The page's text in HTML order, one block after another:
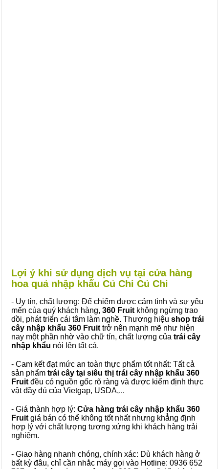
Lợi ý khi sử dụng dịch vụ tại cửa hàng
hoa quả nhập khẩu Củ Chi Củ Chi
- Uy tín, chất lượng: Để chiếm được cảm tình và sự yêu
mến của quý khách hàng, 360 Fruit không ngừng trao
dồi, phát triển cái tâm làm nghề. Thương hiệu shop trái
cây nhập khẩu 360 Fruit trở nên mạnh mẽ như hiện
nay một phần nhờ vào chữ tín, chất lượng của trái cây
nhập khẩu nói lên tất cả.
- Cam kết đạt mức an toàn thực phẩm tốt nhất: Tất cả
sản phẩm trái cây tại siêu thị trái cây nhập khẩu 360
Fruit đều có nguồn gốc rõ ràng và được kiểm định thực
vật đầy đủ của Vietgap, USDA,...
- Giá thành hợp lý: Cửa hàng trái cây nhập khẩu 360
Fruit giá bán có thể không tốt nhất nhưng khẳng định
hợp lý với chất lượng tương xứng khi khách hàng trải
nghiệm.
- Giao hàng nhanh chóng, chính xác: Dù khách hàng ở
bất kỳ đâu, chỉ cần nhắc máy gọi vào Hotline: 0936 652